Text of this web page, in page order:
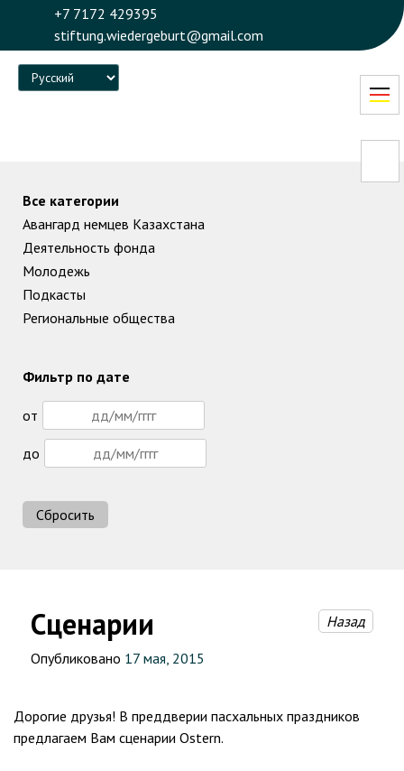
+7 7172 429395
stiftung.wiedergeburt@gmail.com
Language
Сценарии Назад
Опубликовано 17 мая, 2015
Дорогие друзья! В преддверии пасхальных праздников
предлагаем Вам сценарии Ostern.
Все категории
Авангард немцев Казахстана
Деятельность фонда
Молодежь
Подкасты
Региональные общества
Фильтр по дате
от
до
Сбросить